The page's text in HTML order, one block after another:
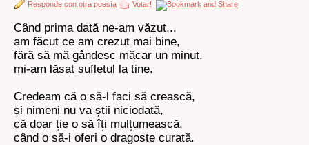
Responde con otra poesía Votar!
Când prima dată ne-am văzut...
am făcut ce am crezut mai bine,
fără să mă gândesc măcar un minut,
mi-am lăsat sufletul la tine.
Credeam că o să-l faci să crească,
și nimeni nu va știi niciodată,
că doar ție o să îți mulțumească,
când o să-i oferi o dragoste curată.